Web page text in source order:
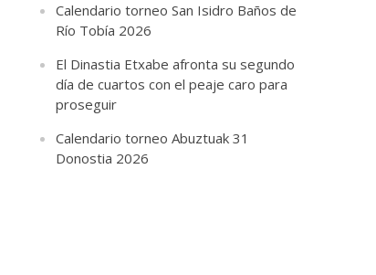
Calendario torneo San Isidro Baños de
Río Tobía 2026
El Dinastia Etxabe afronta su segundo
día de cuartos con el peaje caro para
proseguir
Calendario torneo Abuztuak 31
Donostia 2026